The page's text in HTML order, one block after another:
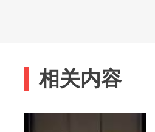
相关内容